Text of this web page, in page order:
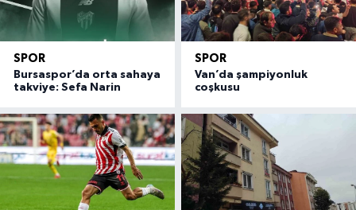
SPOR
Bursaspor’da orta sahaya
takviye: Sefa Narin
SPOR
Van’da şampiyonluk
coşkusu